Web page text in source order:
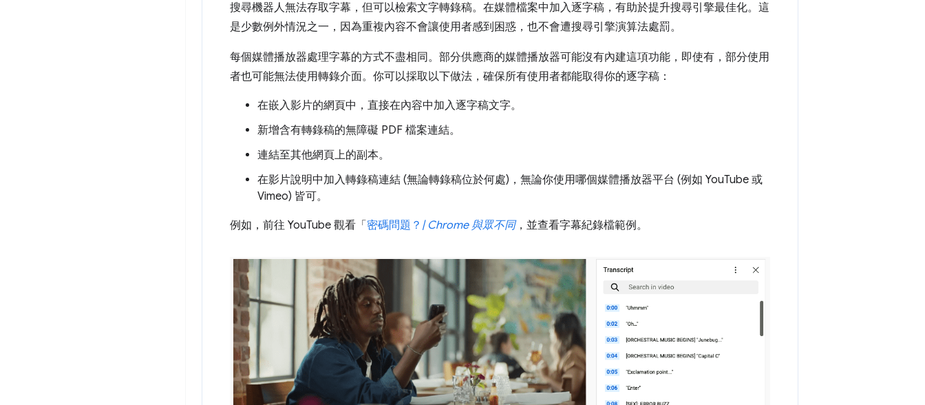
搜尋機器人無法存取字幕，但可以檢索文字轉錄稿。在媒體檔案中加入逐字稿，有助於提升搜尋引擎最佳化。這
是少數例外情況之一，因為重複內容不會讓使用者感到困惑，也不會遭搜尋引擎演算法處罰。
每個媒體播放器處理字幕的方式不盡相同。部分供應商的媒體播放器可能沒有內建這項功能，即使有，部分使用
者也可能無法使用轉錄介面。你可以採取以下做法，確保所有使用者都能取得你的逐字稿：
在嵌入影片的網頁中，直接在內容中加入逐字稿文字。
新增含有轉錄稿的無障礙 PDF 檔案連結。
連結至其他網頁上的副本。
在影片說明中加入轉錄稿連結 (無論轉錄稿位於何處)，無論你使用哪個媒體播放器平台 (例如 YouTube 或
Vimeo) 皆可。
例如，前往 YouTube 觀看「 密碼問題？ | Chrome 與眾不同，並查看字幕紀錄檔範例。